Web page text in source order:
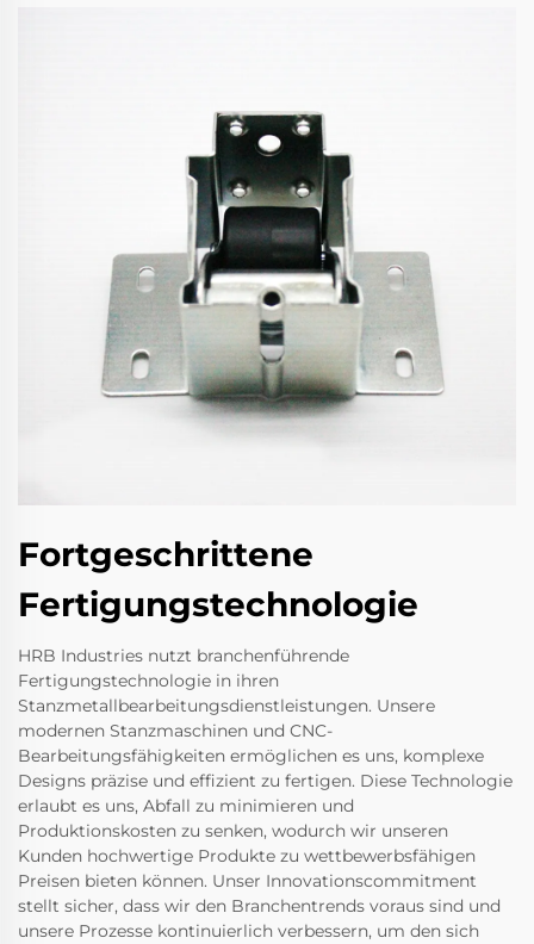
Fortgeschrittene
Fertigungstechnologie
HRB Industries nutzt branchenführende
Fertigungstechnologie in ihren
Stanzmetallbearbeitungsdienstleistungen. Unsere
modernen Stanzmaschinen und CNC-
Bearbeitungsfähigkeiten ermöglichen es uns, komplexe
Designs präzise und effizient zu fertigen. Diese Technologie
erlaubt es uns, Abfall zu minimieren und
Produktionskosten zu senken, wodurch wir unseren
Kunden hochwertige Produkte zu wettbewerbsfähigen
Preisen bieten können. Unser Innovationscommitment
stellt sicher, dass wir den Branchentrends voraus sind und
unsere Prozesse kontinuierlich verbessern, um den sich